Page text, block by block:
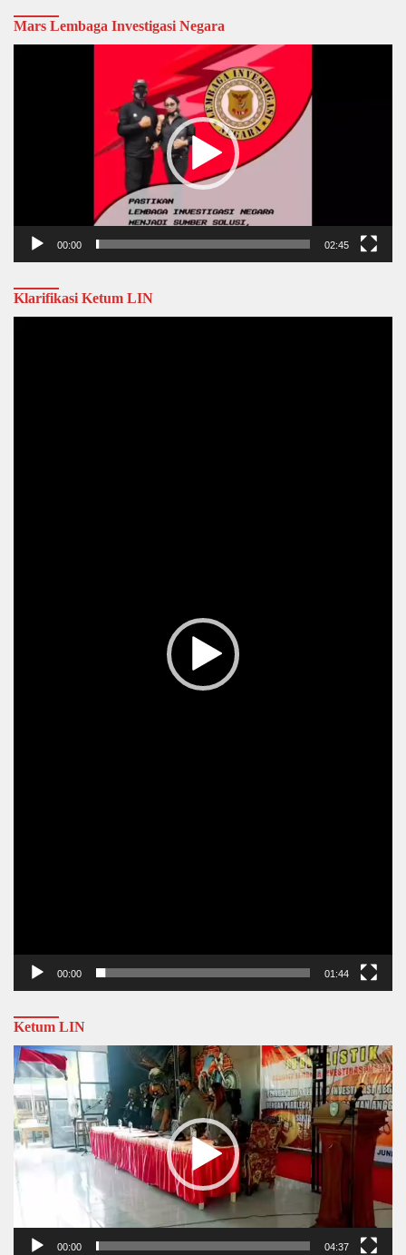
Mars Lembaga Investigasi Negara
00:00 02:45
Klarifikasi Ketum LIN
00:00 01:44
Ketum LIN
Video
Player
00:00 04:37